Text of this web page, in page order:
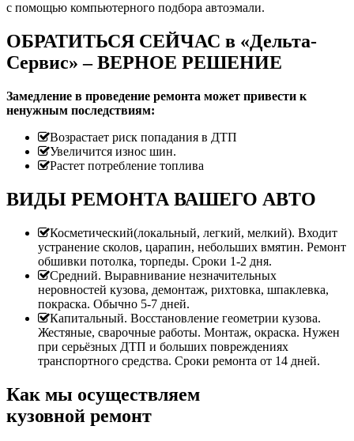
с помощью компьютерного подбора автоэмали.
ОБРАТИТЬСЯ СЕЙЧАС в «Дельта-
Сервис» – ВЕРНОЕ РЕШЕНИЕ
Замедление в проведение ремонта может привести к
ненужным последствиям:
Возрастает риск попадания в ДТП
Увеличится износ шин.
Растет потребление топлива
ВИДЫ РЕМОНТА ВАШЕГО АВТО
Косметический(локальный, легкий, мелкий). Входит
устранение сколов, царапин, небольших вмятин. Ремонт
обшивки потолка, торпеды. Сроки 1-2 дня.
Средний. Выравнивание незначительных
неровностей кузова, демонтаж, рихтовка, шпаклевка,
покраска. Обычно 5-7 дней.
Капитальный. Восстановление геометрии кузова.
Жестяные, сварочные работы. Монтаж, окраска. Нужен
при серьёзных ДТП и больших повреждениях
транспортного средства. Сроки ремонта от 14 дней.
Как мы осуществляем
кузовной ремонт